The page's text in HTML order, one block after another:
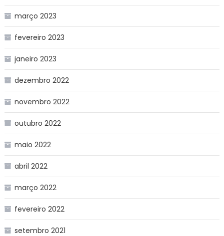
março 2023
fevereiro 2023
janeiro 2023
dezembro 2022
novembro 2022
outubro 2022
maio 2022
abril 2022
março 2022
fevereiro 2022
setembro 2021